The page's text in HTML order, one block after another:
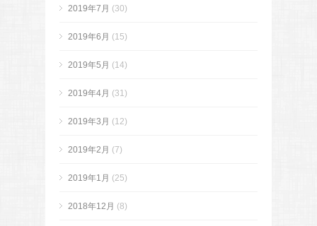
2019年7月 (30)
2019年6月 (15)
2019年5月 (14)
2019年4月 (31)
2019年3月 (12)
2019年2月 (7)
2019年1月 (25)
2018年12月 (8)